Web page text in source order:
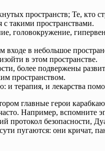
пространств; Те, кто
такими пространствами.
головокружение,
в небольшое
в этом пространстве.
более подвержены
пространством.
и терапия, и лекарства
главные герои
Например, вспомните
безопасности,
пугаются: они кричат,